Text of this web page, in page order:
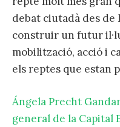
debat ciutadà des de
construir un futur
mobilització, acció i
els reptes que estan
Ángela Precht
general de la Capital